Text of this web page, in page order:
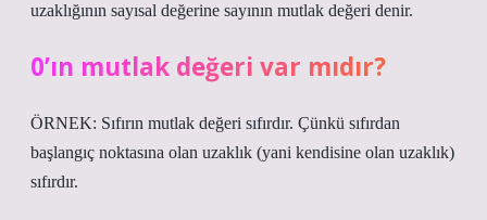
uzaklığının sayısal değerine sayının mutlak değeri denir.
0’ın mutlak değeri var mıdır?
ÖRNEK: Sıfırın mutlak değeri sıfırdır. Çünkü sıfırdan
başlangıç ​​noktasına olan uzaklık (yani kendisine olan uzaklık)
sıfırdır.